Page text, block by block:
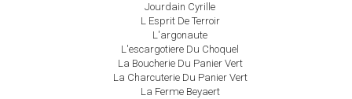
Jourdain Cyrille
L Esprit De Terroir
L'argonaute
L'escargotiere Du Choquel
La Boucherie Du Panier Vert
La Charcuterie Du Panier Vert
La Ferme Beyaert